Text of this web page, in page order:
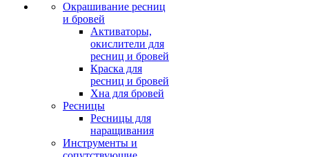
Окрашивание ресниц
и бровей
Активаторы,
окислители для
ресниц и бровей
Краска для
ресниц и бровей
Хна для бровей
Ресницы
Ресницы для
наращивания
Инструменты и